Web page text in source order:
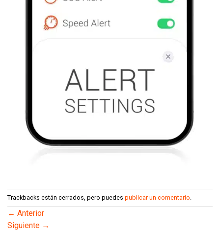
Trackbacks están cerrados, pero puedes publicar un comentario
← Anterior
Siguiente →